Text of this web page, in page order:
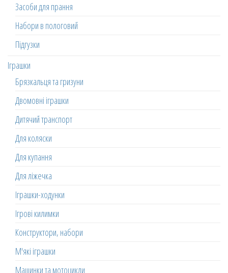
Засоби для прання
Набори в пологовий
Підгузки
Іграшки
Брязкальця та гризуни
Двомовні іграшки
Дитячий транспорт
Для коляски
Для купання
Для ліжечка
Іграшки-ходунки
Ігрові килимки
Конструктори, набори
М'які іграшки
Машинки та мотоцикли